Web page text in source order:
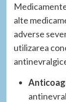
alte
adverse
utilizarea